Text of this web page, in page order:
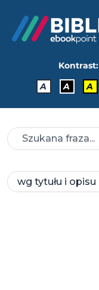
Kontrast:
A
A A